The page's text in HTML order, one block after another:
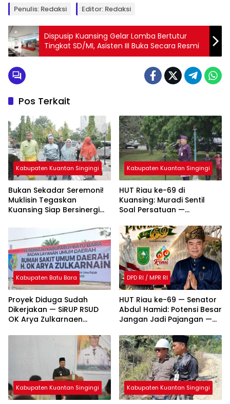
Penulis: Redaksi Editor: Redaksi
Dispusip Kuansing Gelar Lomba Bertutur
Tingkat SD/MI, Asisten III Buka Secara Resmi
Pos Terkait
Kabupaten Kuantan Singingi
Bukan Sekadar Seremoni!
Muklisin Tegaskan
Kuansing Siap Bersinergi
Kabupaten Kuantan Singingi
HUT Riau ke-69 di
Kuansing: Muradi Sentil
Soal Persatuan —
Jadi Kekuatan
Pembangunan
Kabupaten Batu Bara
Proyek Diduga Sudah
Dikerjakan — SiRUP RSUD
OK Arya Zulkarnaen
DPD RI / MPR RI
HUT Riau ke-69 — Senator
Abdul Hamid: Potensi Besar
Jangan Jadi Pajangan —
Kabupaten Kuantan Singingi Kabupaten Kuantan Singingi